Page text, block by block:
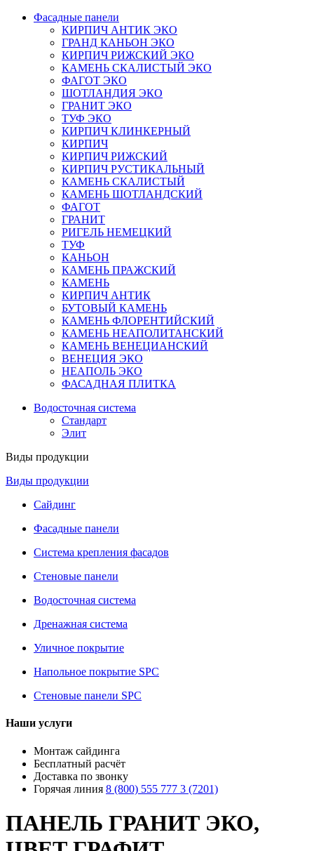
Фасадные панели
КИРПИЧ АНТИК ЭКО
ГРАНД КАНЬОН ЭКО
КИРПИЧ РИЖСКИЙ ЭКО
КАМЕНЬ СКАЛИСТЫЙ ЭКО
ФАГОТ ЭКО
ШОТЛАНДИЯ ЭКО
ГРАНИТ ЭКО
ТУФ ЭКО
КИРПИЧ КЛИНКЕРНЫЙ
КИРПИЧ
КИРПИЧ РИЖСКИЙ
КИРПИЧ РУСТИКАЛЬНЫЙ
КАМЕНЬ СКАЛИСТЫЙ
КАМЕНЬ ШОТЛАНДСКИЙ
ФАГОТ
ГРАНИТ
РИГЕЛЬ НЕМЕЦКИЙ
ТУФ
КАНЬОН
КАМЕНЬ ПРАЖСКИЙ
КАМЕНЬ
КИРПИЧ АНТИК
БУТОВЫЙ КАМЕНЬ
КАМЕНЬ ФЛОРЕНТИЙСКИЙ
КАМЕНЬ НЕАПОЛИТАНСКИЙ
КАМЕНЬ ВЕНЕЦИАНСКИЙ
ВЕНЕЦИЯ ЭКО
НЕАПОЛЬ ЭКО
ФАСАДНАЯ ПЛИТКА
Водосточная система
Стандарт
Элит
Виды продукции
Виды продукции
Сайдинг
Фасадные панели
Система крепления фасадов
Стеновые панели
Водосточная система
Дренажная система
Уличное покрытие
Напольное покрытие SPC
Стеновые панели SPC
Наши услуги
Монтаж сайдинга
Бесплатный расчёт
Доставка по звонку
Горячая линия 8 (800) 555 777 3 (7201)
ПАНЕЛЬ ГРАНИТ ЭКО,